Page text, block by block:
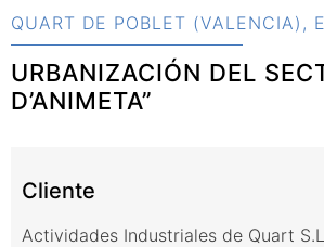
QUART DE POBLET (VALENCIA),
URBANIZACIÓN DEL
D’ANIMETA”
Cliente
Actividades Industriales de Quart